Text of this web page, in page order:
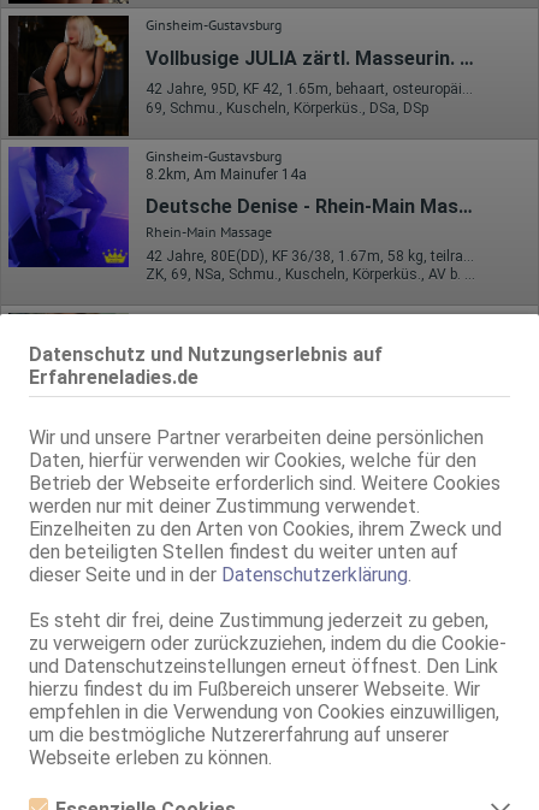
Datenschutz und Nutzungserlebnis auf
Erfahreneladies.de
Wir und unsere Partner verarbeiten deine persönlichen
Daten, hierfür verwenden wir Cookies, welche für den
Betrieb der Webseite erforderlich sind. Weitere Cookies
werden nur mit deiner Zustimmung verwendet.
Einzelheiten zu den Arten von Cookies, ihrem Zweck und
den beteiligten Stellen findest du weiter unten auf
dieser Seite und in der Datenschutzerklärung
Es steht dir frei, deine Zustimmung jederzeit zu geben,
zu verweigern oder zurückzuziehen, indem du die Cookie-
und Datenschutzeinstellungen erneut öffnest. Den Link
hierzu findest du im Fußbereich unserer Webseite. Wir
empfehlen in die Verwendung von Cookies einzuwilligen,
um die bestmögliche Nutzererfahrung auf unserer
Webseite erleben zu können.
Ginsheim-Gustavsburg
Vollbusige JULIA zärtl. Masseurin. Nur kurze Zeit!
42 Jahre, 95D, KF 42, 1.65m, behaart, osteuropäisch
69, Schmu., Kuscheln, Körperküs., DSa, DSp
Ginsheim-Gustavsburg
8.2km, Am Mainufer 14a
Deutsche Denise - Rhein-Main Massage
Rhein-Main Massage
ZK, 69, NSa, Schmu., Kuscheln, Körperküs., AV b. Ihm, DSa
Rhein-Main Massage
ZK, AV, 69, GF6, DT, devot, Franz b. Ihr
Groß-Gerau
10.0km, Schlesische Str. 5b
Deutsche Mina - Rhein-Main-Massage
Rhein-Main Massage
Wiesbaden
11.1km, Peter-Sander-Str. 2
Lucia 1. Mal da - L'amour Suites
L'amour Suite